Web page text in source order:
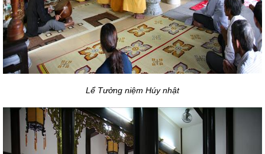
Lể Tưởng niệm Húy nhật